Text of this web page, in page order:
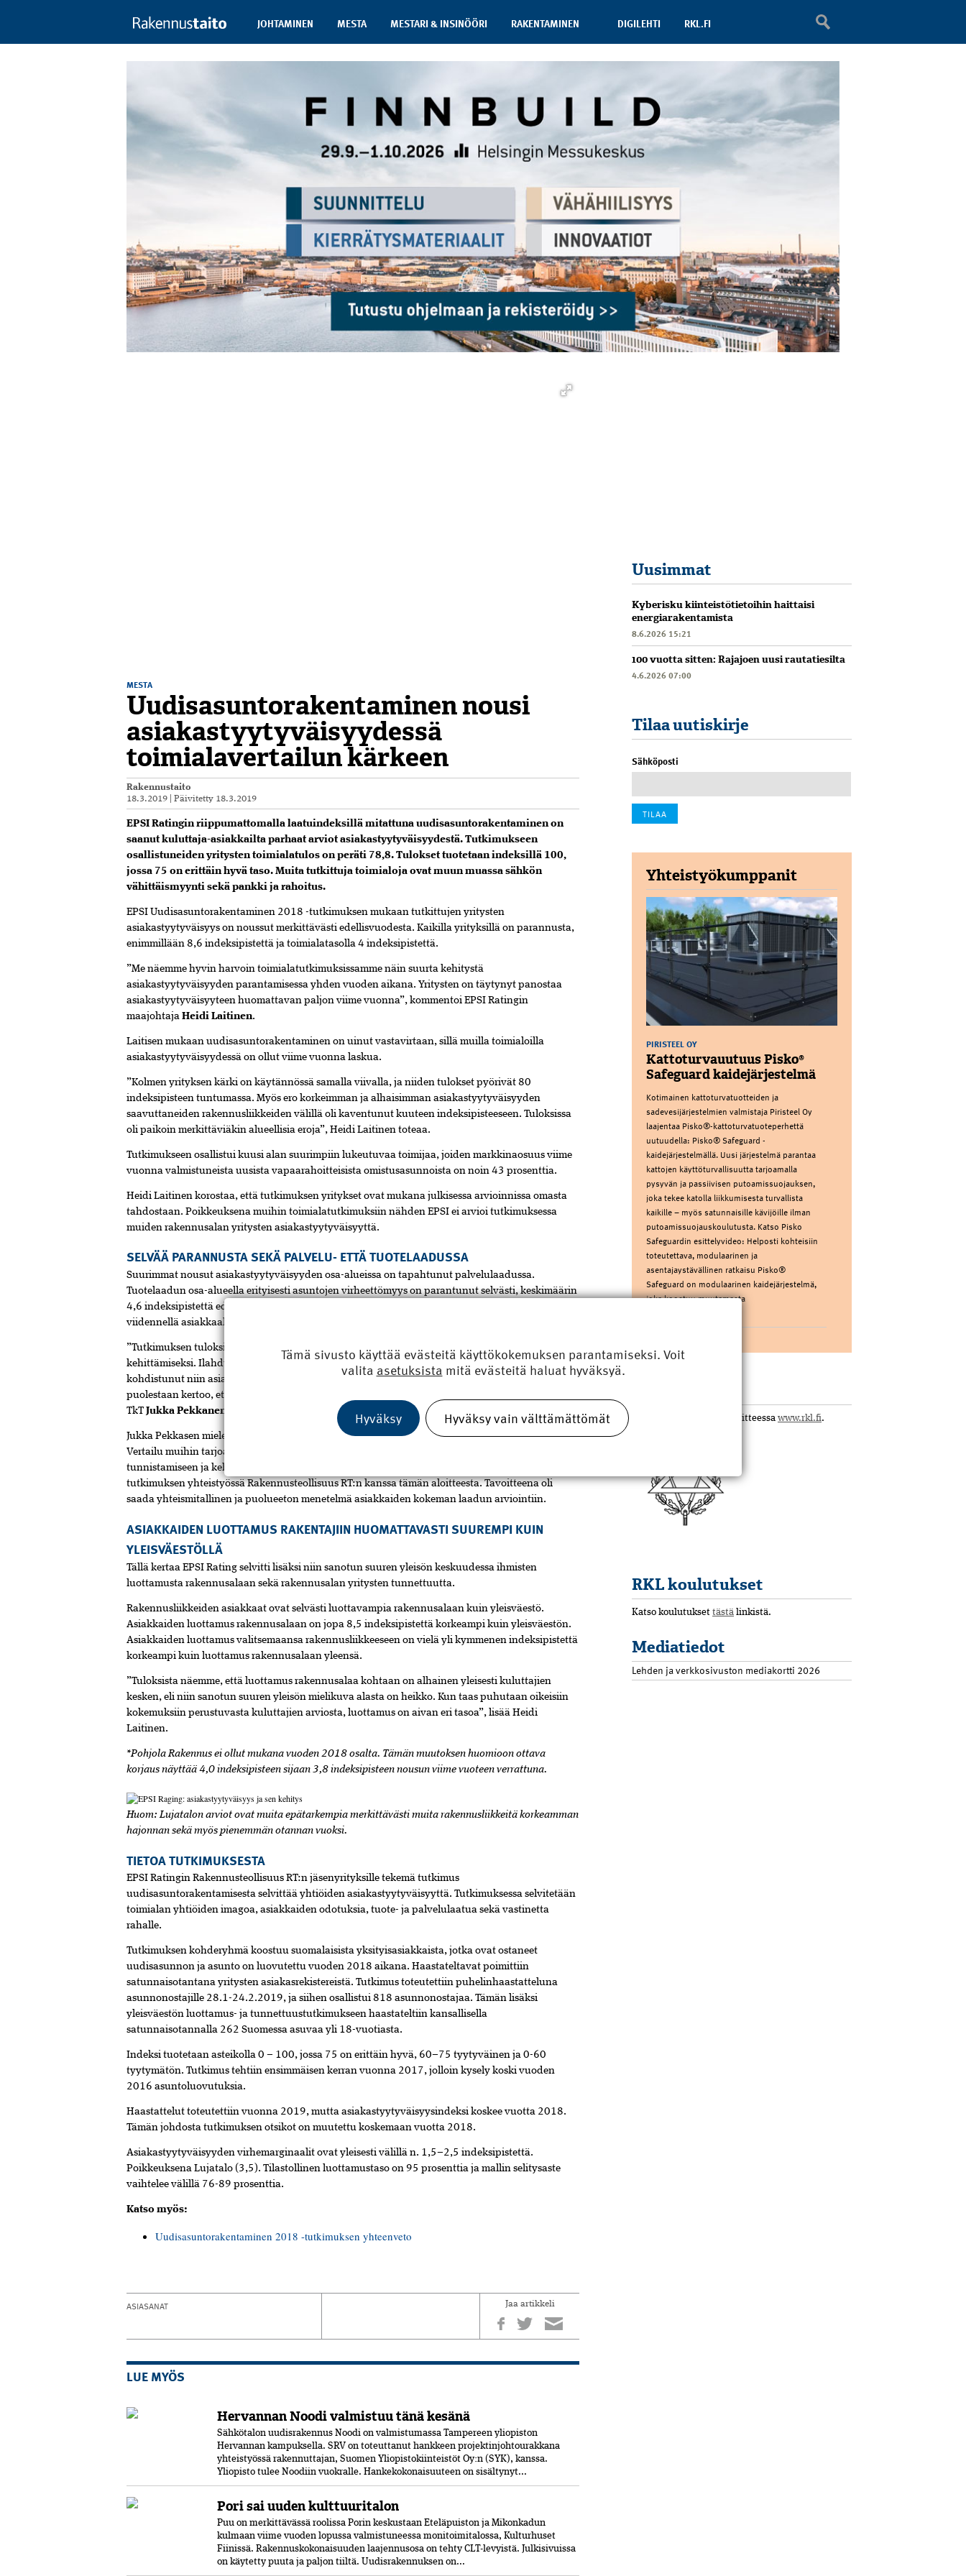
JOHTAMINEN MESTA MESTARI & INSINÖÖRI RAKENTAMINEN DIGILEHTI RKL.FI
MESTA
Uudisasuntorakentaminen nousi
asiakastyytyväisyydessä
toimialavertailun kärkeen
Rakennustaito
18.3.2019 |Päivitetty 18.3.2019
EPSI Ratingin riippumattomalla laatuindeksillä mitattuna uudisasuntorakentaminen on
saanut kuluttaja-asiakkailta parhaat arviot asiakastyytyväisyydestä. Tutkimukseen
osallistuneiden yritysten toimialatulos on peräti 78,8. Tulokset tuotetaan indeksillä 100,
jossa 75 on erittäin hyvä taso. Muita tutkittuja toimialoja ovat muun muassa sähkön
vähittäismyynti sekä pankki ja rahoitus.
EPSI Uudisasuntorakentaminen 2018 -tutkimuksen mukaan tutkittujen yritysten
asiakastyytyväisyys on noussut merkittävästi edellisvuodesta. Kaikilla yrityksillä on parannusta,
enimmillään 8,6 indeksipistettä ja toimialatasolla 4 indeksipistettä.
”Me näemme hyvin harvoin toimialatutkimuksissamme näin suurta kehitystä
asiakastyytyväisyyden parantamisessa yhden vuoden aikana. Yritysten on täytynyt panostaa
asiakastyytyväisyyteen huomattavan paljon viime vuonna”, kommentoi EPSI Ratingin
maajohtajaHeidi Laitinen.
Laitisen mukaan uudisasuntorakentaminen on uinut vastavirtaan, sillä muilla toimialoilla
asiakastyytyväisyydessä on ollut viime vuonna laskua.
”Kolmen yrityksen kärki on käytännössä samalla viivalla, ja niiden tulokset pyörivät 80
indeksipisteen tuntumassa. Myös ero korkeimman ja alhaisimman asiakastyytyväisyyden
saavuttaneiden rakennusliikkeiden välillä oli kaventunut kuuteen indeksipisteeseen. Tuloksissa
oli paikoin merkittäviäkin alueellisia eroja”, Heidi Laitinen toteaa.
Tutkimukseen osallistui kuusi alan suurimpiin lukeutuvaa toimijaa, joiden markkinaosuus viime
vuonna valmistuneista uusista vapaarahoitteisista omistusasunnoista on noin 43 prosenttia.
Heidi Laitinen korostaa, että tutkimuksen yritykset ovat mukana julkisessa arvioinnissa omasta
tahdostaan. Poikkeuksena muihin toimialatutkimuksiin nähden EPSI ei arvioi tutkimuksessa
muiden rakennusalan yritysten asiakastyytyväisyyttä.
SELVÄÄ PARANNUSTA SEKÄ PALVELU- ETTÄ TUOTELAADUSSA
Suurimmat nousut asiakastyytyväisyyden osa-alueissa on tapahtunut palvelulaadussa.
Tuotelaadun osa-alueella erityisesti asuntojen virheettömyys on parantunut selvästi, keskimäärin
4,6 indeksipistettä edellisvuodesta. Samoin valitusten määrä oli vähentynyt. Tällä kertaa joka
viidennellä asiakkaalla oli ollut aihetta valittaa, edellisvuonna noin joka kolmannella.
”Tutkimuksen tuloksissa näkyy rakennusliikkeiden viime vuosien pitkäjänteinen työ laadun
kehittämiseksi. Ilahduttavaa on, että laadun moniulotteisuus ymmärretään ja kehittäminen on
kohdistunut niin asiakaskohtaamiseen kuin tuotelaatuunkin. Hajonnan pieneneminen
puolestaan kertoo, että laatu on noussut yrityksillä keskeiseksi kilpailutekijäksi”, toteaa johtaja,
TkTJukka Pekkanen Rakennusteollisuus RT:stä.
Jukka Pekkasen mielestä EPSIn arviointi on toiminut yrityksille hyvänä kirittäjänä laatutyössä.
Vertailu muihin tarjoaa yritykselle työkalun omien vahvuuksiensa ja heikkouksiensa
tunnistamiseen ja kehittämiseen. EPSI Rating kehitti vuonna 2017 Uudisasuntorakentaminen-
tutkimuksen yhteistyössä Rakennusteollisuus RT:n kanssa tämän aloitteesta. Tavoitteena oli
saada yhteismitallinen ja puolueeton menetelmä asiakkaiden kokeman laadun arviointiin.
ASIAKKAIDEN LUOTTAMUS RAKENTAJIIN HUOMATTAVASTI SUUREMPI KUIN
YLEISVÄESTÖLLÄ
Tällä kertaa EPSI Rating selvitti lisäksi niin sanotun suuren yleisön keskuudessa ihmisten
luottamusta rakennusalaan sekä rakennusalan yritysten tunnettuutta.
Rakennusliikkeiden asiakkaat ovat selvästi luottavampia rakennusalaan kuin yleisväestö.
Asiakkaiden luottamus rakennusalaan on jopa 8,5 indeksipistettä korkeampi kuin yleisväestön.
Asiakkaiden luottamus valitsemaansa rakennusliikkeeseen on vielä yli kymmenen indeksipistettä
korkeampi kuin luottamus rakennusalaan yleensä.
”Tuloksista näemme, että luottamus rakennusalaa kohtaan on alhainen yleisesti kuluttajien
kesken, eli niin sanotun suuren yleisön mielikuva alasta on heikko. Kun taas puhutaan oikeisiin
kokemuksiin perustuvasta kuluttajien arviosta, luottamus on aivan eri tasoa”, lisää Heidi
Laitinen.
*Pohjola Rakennus ei ollut mukana vuoden 2018 osalta. Tämän muutoksen huomioon ottava
korjaus näyttää 4,0 indeksipisteen sijaan 3,8 indeksipisteen nousun viime vuoteen verrattuna.
Huom: Lujatalon arviot ovat muita epätarkempia merkittävästi muita rakennusliikkeitä korkeamman
hajonnan sekä myös pienemmän otannan vuoksi.
TIETOA TUTKIMUKSESTA
EPSI Ratingin Rakennusteollisuus RT:n jäsenyrityksille tekemä tutkimus
uudisasuntorakentamisesta selvittää yhtiöiden asiakastyytyväisyyttä. Tutkimuksessa selvitetään
toimialan yhtiöiden imagoa, asiakkaiden odotuksia, tuote- ja palvelulaatua sekä vastinetta
rahalle.
Tutkimuksen kohderyhmä koostuu suomalaisista yksityisasiakkaista, jotka ovat ostaneet
uudisasunnon ja asunto on luovutettu vuoden 2018 aikana. Haastateltavat poimittiin
satunnaisotantana yritysten asiakasrekistereistä. Tutkimus toteutettiin puhelinhaastatteluna
asunnonostajille 28.1-24.2.2019, ja siihen osallistui 818 asunnonostajaa. Tämän lisäksi
yleisväestön luottamus- ja tunnettuustutkimukseen haastateltiin kansallisella
satunnaisotannalla 262 Suomessa asuvaa yli 18-vuotiasta.
Indeksi tuotetaan asteikolla 0 – 100, jossa 75 on erittäin hyvä, 60–75 tyytyväinen ja 0-60
tyytymätön. Tutkimus tehtiin ensimmäisen kerran vuonna 2017, jolloin kysely koski vuoden
2016 asuntoluovutuksia.
Haastattelut toteutettiin vuonna 2019, mutta asiakastyytyväisyysindeksi koskee vuotta 2018.
Tämän johdosta tutkimuksen otsikot on muutettu koskemaan vuotta 2018.
Asiakastyytyväisyyden virhemarginaalit ovat yleisesti välillä n. 1,5–2,5 indeksipistettä.
Poikkeuksena Lujatalo (3,5). Tilastollinen luottamustaso on 95 prosenttia ja mallin selitysaste
vaihtelee välillä 76-89 prosenttia.
Katso myös:
Uudisasuntorakentaminen 2018 -tutkimuksen yhteenveto
ASIASANAT Jaa artikkeli
LUE MYÖS
Hervannan Noodi valmistuu tänä kesänä
Sähkötalon uudisrakennus Noodi on valmistumassa Tampereen yliopiston
Hervannan kampuksella. SRV on toteuttanut hankkeen projektinjohtourakkana
yhteistyössä rakennuttajan, Suomen Yliopistokiinteistöt Oy:n (SYK), kanssa.
Yliopisto tulee Noodiin vuokralle. Hankekokonaisuuteen on sisältynyt...
Pori sai uuden kulttuuritalon
Puu on merkittävässä roolissa Porin keskustaan Eteläpuiston ja Mikonkadun
kulmaan viime vuoden lopussa valmistuneessa moni­toimitalossa, Kulturhuset
Fiinissä. Rakennuskokonaisuuden laajennusosa on tehty CLT-levyistä. Julkisivuissa
on käytetty puuta ja paljon tiiltä. Uudisrakennuksen on...
Uusimmat
Kyberisku kiinteistötietoihin haittaisi
energiarakentamista
8.6.2026 15:21
100 vuotta sitten: Rajajoen uusi rautatiesilta
4.6.2026 07:00
Tilaa uutiskirje
Sähköposti
Yhteistyökumppanit
PIRISTEEL OY
Kattoturvauutuus Pisko®
Safeguard kaidejärjestelmä
Kotimainen kattoturvatuotteiden ja
sadevesijärjestelmien valmistaja Piristeel Oy
laajentaa Pisko®-kattoturvatuoteperhettä
uutuudella: Pisko® Safeguard -
kaidejärjestelmällä. Uusi järjestelmä parantaa
kattojen käyttöturvallisuutta tarjoamalla
pysyvän ja passiivisen putoamissuojauksen,
joka tekee katolla liikkumisesta turvallista
kaikille – myös satunnaisille kävijöille ilman
putoamissuojauskoulutusta. Katso Pisko
Safeguardin esittelyvideo: Helposti kohteisiin
toteutettava, modulaarinen ja
asentajaystävällinen ratkaisu Pisko®
Safeguard on modulaarinen kaidejärjestelmä,
joka koostuu muutamasta
Tutustu yhdistykseen osoitteessa www.rkl.fi.
RKL koulutukset
Katso koulutukset tästä linkistä.
Mediatiedot
Lehden ja verkkosivuston mediakortti 2026
Tämä sivusto käyttää evästeitä käyttökokemuksen parantamiseksi. Voit
valita asetuksista mitä evästeitä haluat hyväksyä.
Hyväksy Hyväksy vain välttämättömät